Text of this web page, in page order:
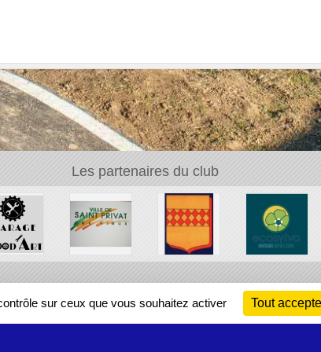
Les partenaires du club
sur ceux que vous souhaitez activer Tout